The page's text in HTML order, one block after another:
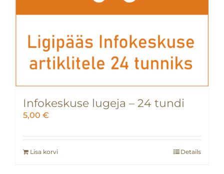
Infokeskuse lugeja – 24 tundi
5,00 €
Lisa korvi Details